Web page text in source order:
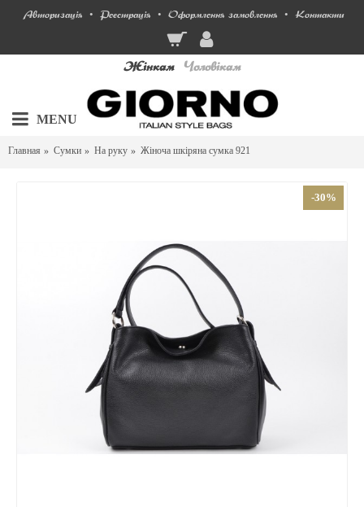
Авторизація • Реєстрація • Оформлення замовлення • Контакти
Жінкам Чоловікам
MENU
Главная Сумки На руку Жіноча шкіряна сумка 921
-30%